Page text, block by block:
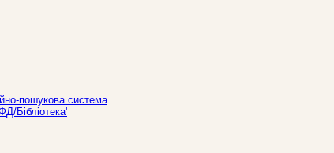
пошукова система
Бібліотека'